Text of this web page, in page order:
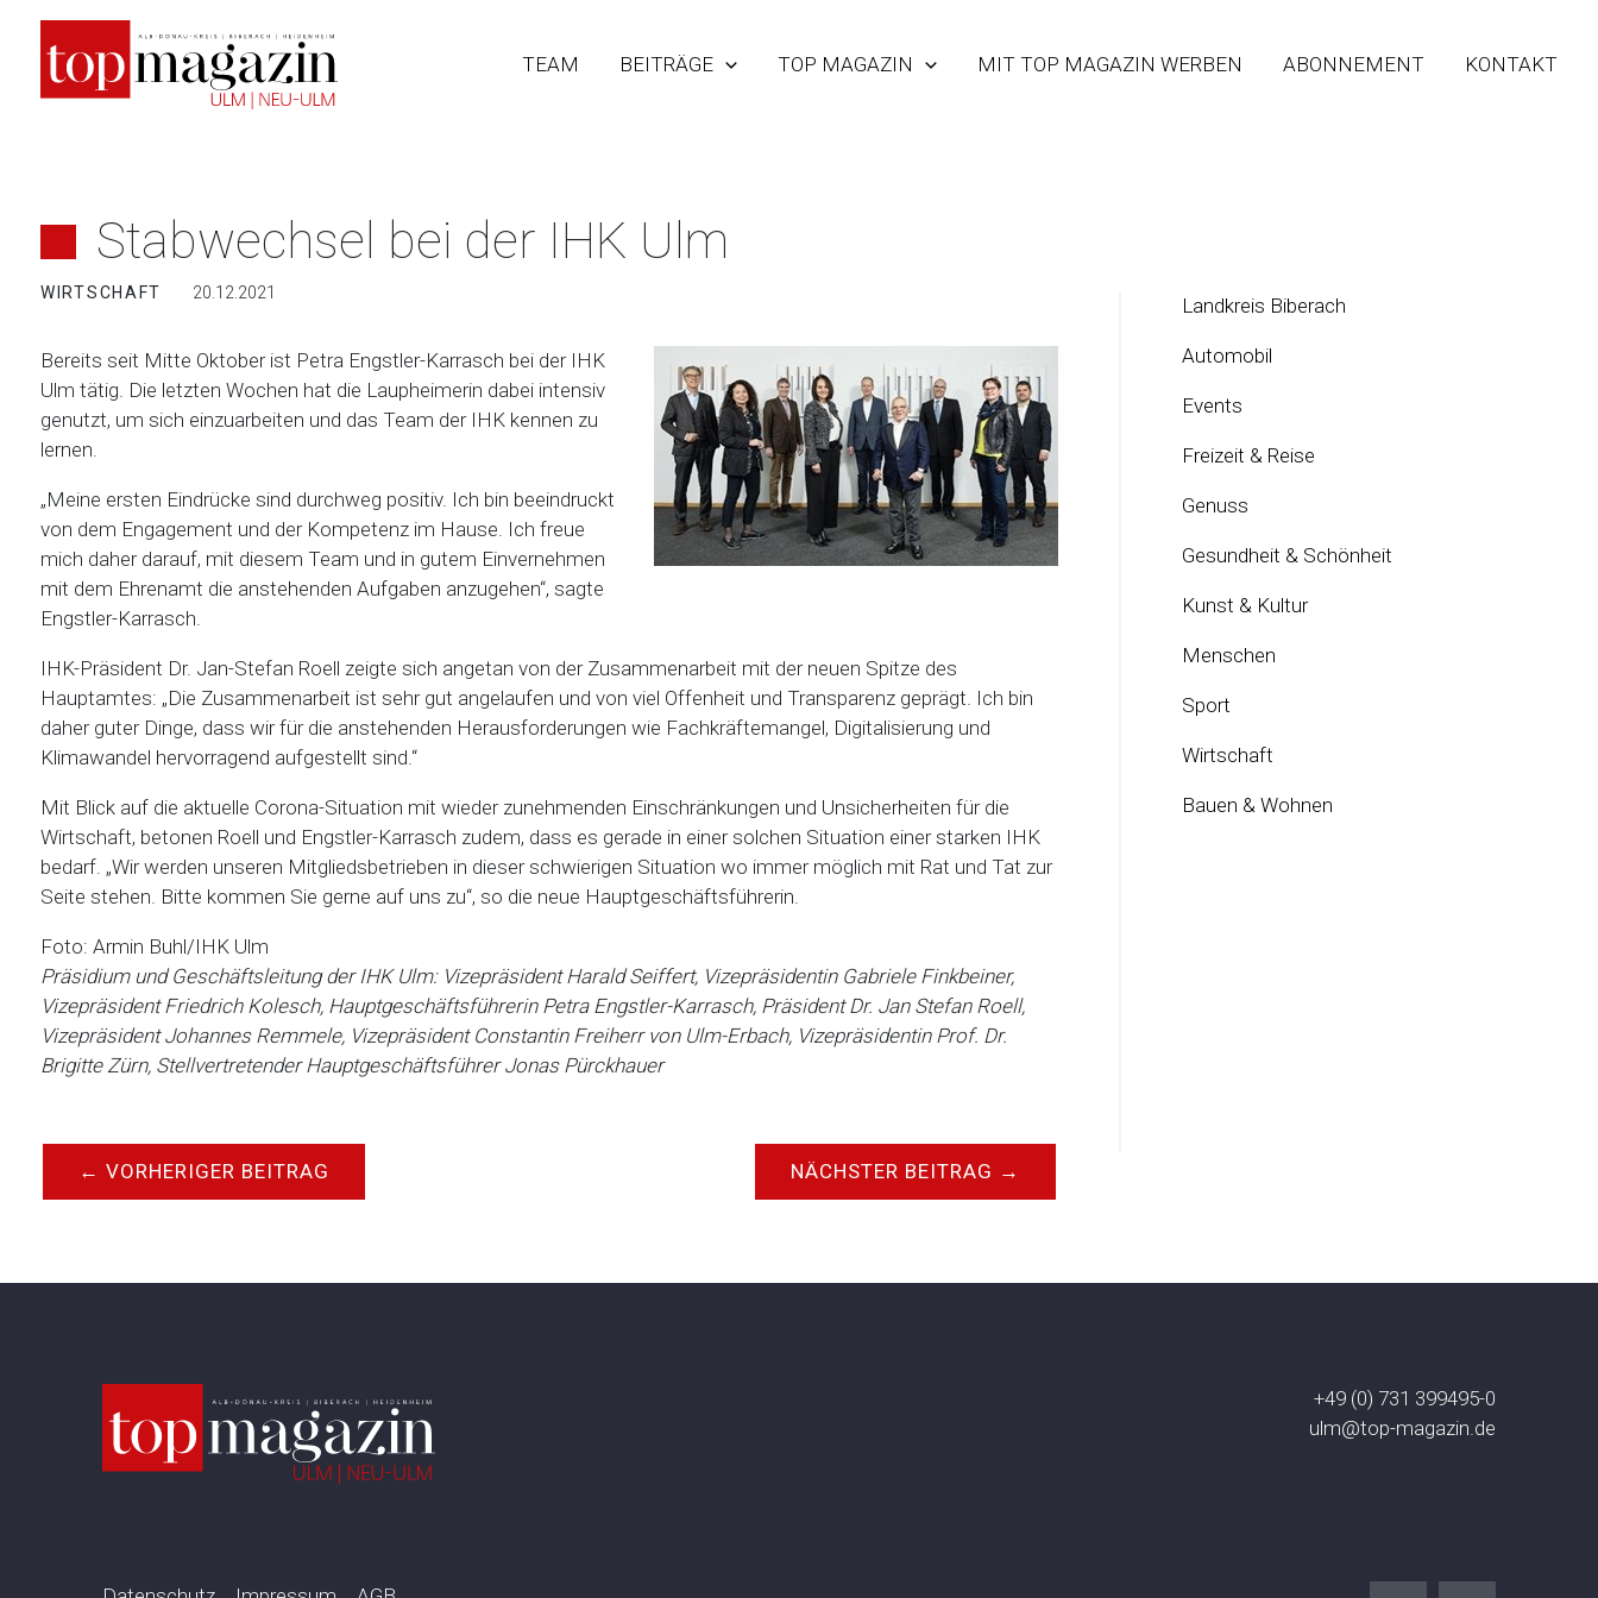
springen
TEAM BEITRÄGE TOP MAGAZIN MIT TOP MAGAZIN WERBEN ABONNEMENT KONTAKT
Stabwechsel bei der IHK Ulm
WIRTSCHAFT 20.12.2021
Bereits seit Mitte Oktober ist Petra Engstler-Karrasch bei der IHK
Ulm tätig. Die letzten Wochen hat die Laupheimerin dabei intensiv
genutzt, um sich einzuarbeiten und das Team der IHK kennen zu
lernen.
„Meine ersten Eindrücke sind durchweg positiv. Ich bin beeindruckt
von dem Engagement und der Kompetenz im Hause. Ich freue
mich daher darauf, mit diesem Team und in gutem Einvernehmen
mit dem Ehrenamt die anstehenden Aufgaben anzugehen“, sagte
Engstler-Karrasch.
IHK-Präsident Dr. Jan-Stefan Roell zeigte sich angetan von der Zusammenarbeit mit der neuen Spitze des
Hauptamtes: „Die Zusammenarbeit ist sehr gut angelaufen und von viel Offenheit und Transparenz geprägt. Ich bin
daher guter Dinge, dass wir für die anstehenden Herausforderungen wie Fachkräftemangel, Digitalisierung und
Klimawandel hervorragend aufgestellt sind.“
Mit Blick auf die aktuelle Corona-Situation mit wieder zunehmenden Einschränkungen und Unsicherheiten für die
Wirtschaft, betonen Roell und Engstler-Karrasch zudem, dass es gerade in einer solchen Situation einer starken IHK
bedarf. „Wir werden unseren Mitgliedsbetrieben in dieser schwierigen Situation wo immer möglich mit Rat und Tat zur
Seite stehen. Bitte kommen Sie gerne auf uns zu“, so die neue Hauptgeschäftsführerin.
Foto: Armin Buhl/IHK Ulm
Präsidium und Geschäftsleitung der IHK Ulm: Vizepräsident Harald Seiffert, Vizepräsidentin Gabriele Finkbeiner,
Vizepräsident Friedrich Kolesch, Hauptgeschäftsführerin Petra Engstler-Karrasch, Präsident Dr. Jan Stefan Roell,
Vizepräsident Johannes Remmele, Vizepräsident Constantin Freiherr von Ulm-Erbach, Vizepräsidentin Prof. Dr.
Brigitte Zürn, Stellvertretender Hauptgeschäftsführer Jonas Pürckhauer
← VORHERIGER BEITRAG NÄCHSTER BEITRAG →
Landkreis Biberach
Automobil
Events
Freizeit & Reise
Genuss
Gesundheit & Schönheit
Kunst & Kultur
Menschen
Sport
Wirtschaft
Bauen & Wohnen
+49 (0) 731 399495-0
ulm@top-magazin.de